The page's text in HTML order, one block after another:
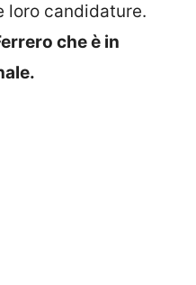
loro candidature.
che è in